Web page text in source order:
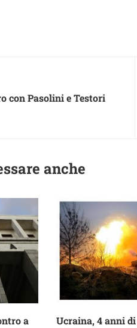
con Pasolini e Testori
anche
a
Ucraina, 4 anni